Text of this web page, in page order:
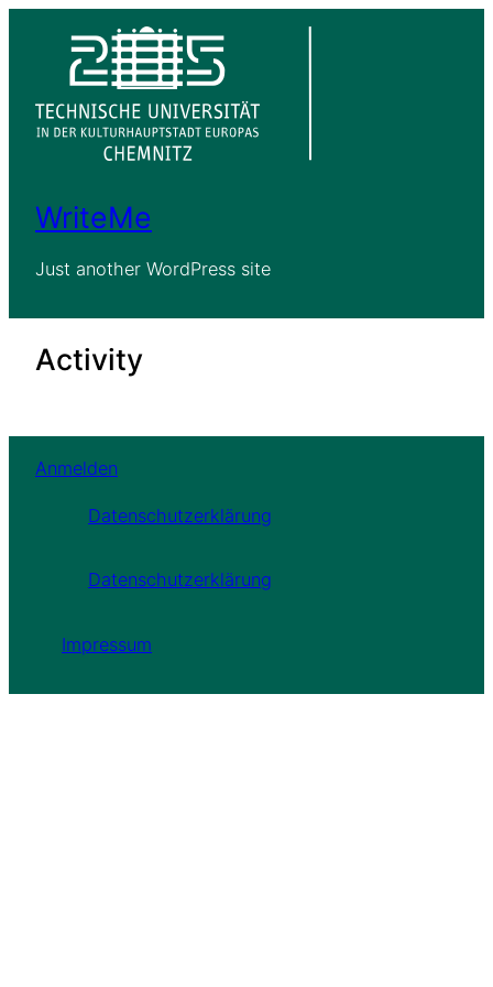
springen
WriteMe
Just another WordPress site
Activity
Anmelden
Datenschutzerklärung
Datenschutzerklärung
Impressum